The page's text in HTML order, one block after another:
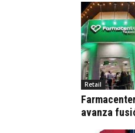
Retail
avanza